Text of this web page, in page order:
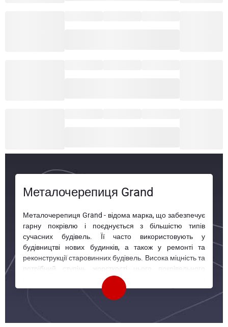
Металочерепиця Grand
Металочерепиця Grand - відома марка, що забезпечує
гарну покрівлю і поєднується з більшістю типів
сучасних будівель. Її часто використовують у
будівництві нових будинків, а також у ремонті та
реконструкції старовинних будівель. Висока міцність та
потрібний ступінь жорсткості цього покрівельного
матеріалу дозволяє зробити міцне та надійне
перекриття, яке захистить від опадів, пилу та бруду.
Металочерепиця Гранд представлена у широкій
колірній різноманітності, всі відтінки відповідають